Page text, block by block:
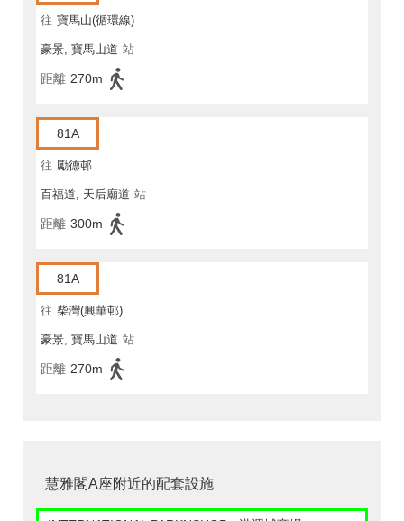
往 寶馬山(循環線)
豪景, 寶馬山道 站
距離 270m
81A
往 勵德邨
百福道, 天后廟道 站
距離 300m
81A
往 柴灣(興華邨)
豪景, 寶馬山道 站
距離 270m
慧雅閣A座附近的配套設施